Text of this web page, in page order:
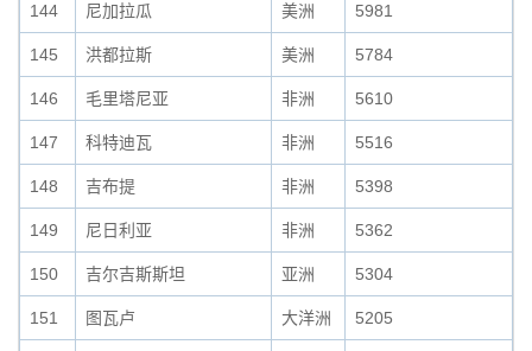
144 尼加拉瓜 美洲 5981
145 洪都拉斯 美洲 5784
146 毛里塔尼亚 非洲 5610
147 科特迪瓦 非洲 5516
148 吉布提 非洲 5398
149 尼日利亚 非洲 5362
150 吉尔吉斯斯坦 亚洲 5304
151 图瓦卢 大洋洲 5205